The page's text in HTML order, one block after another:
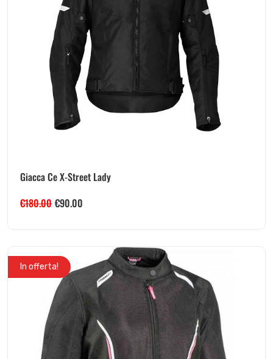
Giacca Ce X-Street Lady
€180.00 €90.00
In offerta!